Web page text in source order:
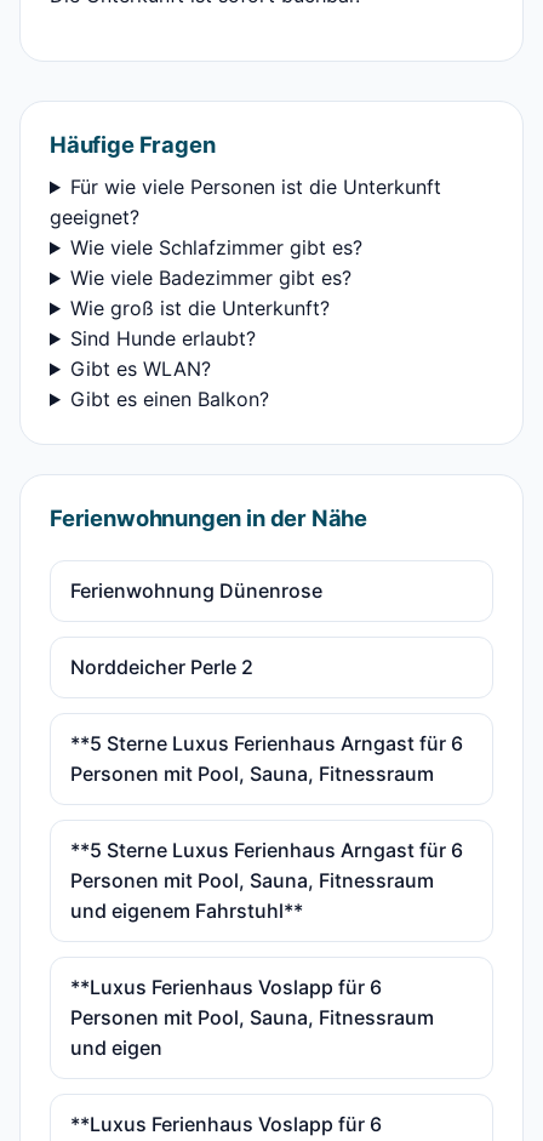
Häufige Fragen
Für wie viele Personen ist die Unterkunft
geeignet?
Wie viele Schlafzimmer gibt es?
Wie viele Badezimmer gibt es?
Wie groß ist die Unterkunft?
Sind Hunde erlaubt?
Gibt es WLAN?
Gibt es einen Balkon?
Ferienwohnungen in der Nähe
Ferienwohnung Dünenrose
Norddeicher Perle 2
**5 Sterne Luxus Ferienhaus Arngast für 6
Personen mit Pool, Sauna, Fitnessraum
**5 Sterne Luxus Ferienhaus Arngast für 6
Personen mit Pool, Sauna, Fitnessraum
und eigenem Fahrstuhl**
**Luxus Ferienhaus Voslapp für 6
Personen mit Pool, Sauna, Fitnessraum
und eigen
**Luxus Ferienhaus Voslapp für 6